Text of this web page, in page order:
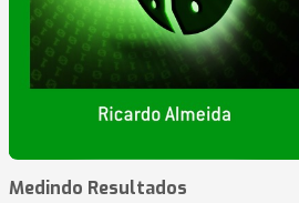
Medindo Resultados